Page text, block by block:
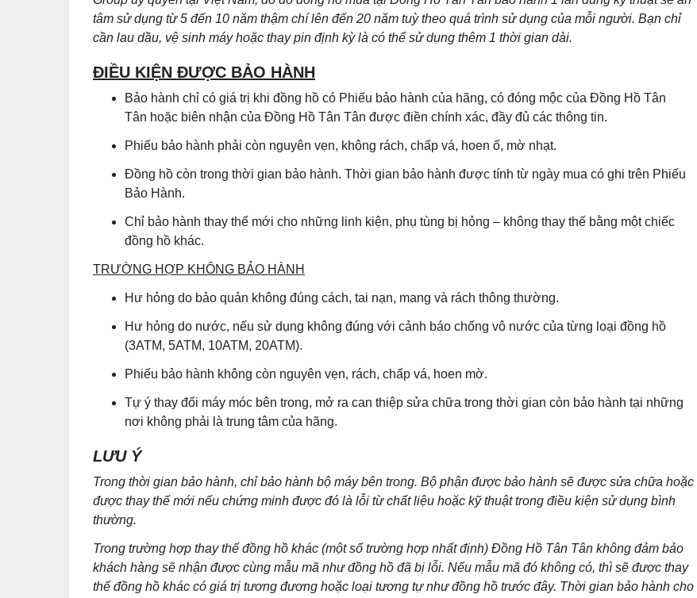
tâm sử dụng từ 5 đến 10 năm thậm chí lên đến 20 năm tuỳ theo quá trình sử dụng của mỗi người. Bạn chỉ
cần lau dầu, vệ sinh máy hoặc thay pin định kỳ là có thể sử dụng thêm 1 thời gian dài.
ĐIỀU KIỆN ĐƯỢC BẢO HÀNH
Bảo hành chỉ có giá trị khi đồng hồ có Phiếu bảo hành của hãng, có đóng mộc của Đồng Hồ Tân
Tân hoặc biên nhận của Đồng Hồ Tân Tân được điền chính xác, đầy đủ các thông tin.
Phiếu bảo hành phải còn nguyên vẹn, không rách, chấp vá, hoen ố, mờ nhạt.
Đồng hồ còn trong thời gian bảo hành. Thời gian bảo hành được tính từ ngày mua có ghi trên Phiếu
Bảo Hành.
Chỉ bảo hành thay thế mới cho những linh kiện, phụ tùng bị hỏng – không thay thế bằng một chiếc
đồng hồ khác.
TRƯỜNG HỢP KHÔNG BẢO HÀNH
Hư hỏng do bảo quản không đúng cách, tai nạn, mang và rách thông thường.
Hư hỏng do nước, nếu sử dụng không đúng với cảnh báo chống vô nước của từng loại đồng hồ
(3ATM, 5ATM, 10ATM, 20ATM).
Phiếu bảo hành không còn nguyên vẹn, rách, chấp vá, hoen mờ.
Tự ý thay đổi máy móc bên trong, mở ra can thiệp sửa chữa trong thời gian còn bảo hành tại những
nơi không phải là trung tâm của hãng.
LƯU Ý
Trong thời gian bảo hành, chỉ bảo hành bộ máy bên trong. Bộ phận được bảo hành sẽ được sửa chữa hoặc
được thay thế mới nếu chứng minh được đó là lỗi từ chất liệu hoặc kỹ thuật trong điều kiện sử dụng bình
thường.
Trong trường hợp thay thế đồng hồ khác (một số trường hợp nhất định) Đồng Hồ Tân Tân không đảm bảo
khách hàng sẽ nhận được cùng mẫu mã như đồng hồ đã bị lỗi. Nếu mẫu mã đó không có, thì sẽ được thay
thế đồng hồ khác có giá trị tương đương hoặc loại tương tự như đồng hồ trước đây. Thời gian bảo hành cho